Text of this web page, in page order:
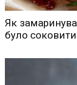
Як
було